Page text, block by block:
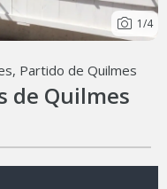
1/4
Partido de Quilmes
de Quilmes